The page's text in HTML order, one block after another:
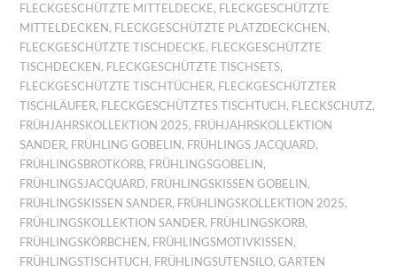
FLECKGESCHÜTZTE MITTELDECKE, FLECKGESCHÜTZTE
MITTELDECKEN , FLECKGESCHÜTZTE PLATZDECKCHEN ,
FLECKGESCHÜTZTE TISCHDECKE, FLECKGESCHÜTZTE
TISCHDECKEN , FLECKGESCHÜTZTE TISCHSETS,
FLECKGESCHÜTZTE TISCHTÜCHER, FLECKGESCHÜTZTER
TISCHLÄUFER, FLECKGESCHÜTZTES TISCHTUCH , FLECKSCHUTZ,
FRÜHJAHRSKOLLEKTION 2025, FRÜHJAHRSKOLLEKTION
SANDER, FRÜHLING GOBELIN , FRÜHLINGS JACQUARD,
FRÜHLINGSBROTKORB, FRÜHLINGSGOBELIN ,
FRÜHLINGSJACQUARD, FRÜHLINGSKISSEN GOBELIN ,
FRÜHLINGSKISSEN SANDER, FRÜHLINGSKOLLEKTION 2025,
FRÜHLINGSKOLLEKTION SANDER, FRÜHLINGSKORB,
FRÜHLINGSKÖRBCHEN , FRÜHLINGSMOTIVKISSEN ,
FRÜHLINGSTISCHTUCH , FRÜHLINGSUTENSILO,GARTEN